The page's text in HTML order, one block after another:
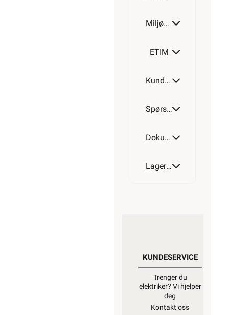
Miljøparametere
ETIM
Kundeomtale
Spørsmål og svar
Dokumentasjon
Lagerstatus
KUNDESERVICE
Trenger du
elektriker? Vi hjelper
deg
Kontakt oss